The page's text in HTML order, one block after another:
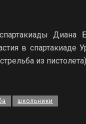
спартакиады
в
из
школьники